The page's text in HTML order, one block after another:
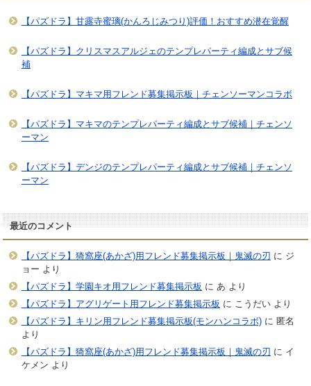
【パズドラ】甘露寺蜜璃(かんろじみつり)評価！おすすめ潜在覚醒
【パズドラ】クリスマスアルジェのテンプレパーティ編成とサブ候
補
【パズドラ】マキマ用フレンド募集掲示板｜チェンソーマンコラボ
【パズドラ】マキマのテンプレパーティ編成とサブ候補｜チェンソ
ーマン
【パズドラ】デンジのテンプレパーティ編成とサブ候補｜チェンソ
ーマン
最近のコメント
【パズドラ】猗窩座(あかざ)用フレンド募集掲示板｜鬼滅の刃 に ジ
ョー より
【パズドラ】学園キオ用フレンド募集掲示板 に あ より
【パズドラ】アグリゲート用フレンド募集掲示板 に こうだいより
【パズドラ】キリン用フレンド募集掲示板(モンハンコラボ)に 匿名
より
【パズドラ】猗窩座(あかざ)用フレンド募集掲示板｜鬼滅の刃 に イ
ケメン より